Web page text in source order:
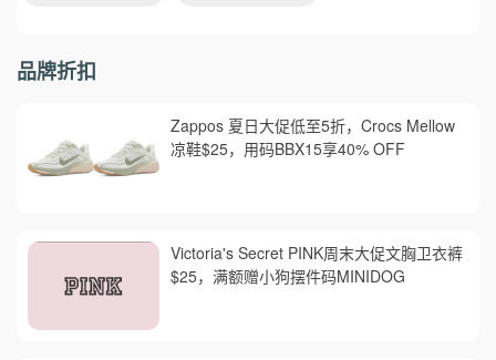
品牌折扣
Zappos 夏日大促低至5折，Crocs Mellow
凉鞋$25，用码BBX15享40% OFF
Victoria's Secret PINK周末大促文胸卫衣裤
$25，满额赠小狗摆件码MINIDOG